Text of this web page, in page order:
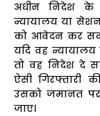
अधीन निदेश के
न्यायालय या
को आवेदन कर
यदि वह
तो वह निदेश दे
ऐसी गिरफ्तारी
उसको जमानत पर
जाए।